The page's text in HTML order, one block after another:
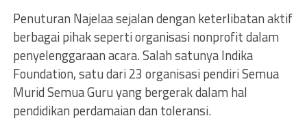
Penuturan Najelaa sejalan dengan keterlibatan aktif
berbagai pihak seperti organisasi nonprofit dalam
penyelenggaraan acara. Salah satunya Indika
Foundation, satu dari 23 organisasi pendiri Semua
Murid Semua Guru yang bergerak dalam hal
pendidikan perdamaian dan toleransi.